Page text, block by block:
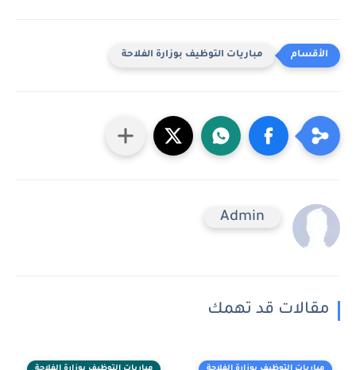
مباريات التوظيف بوزارة الفلاحة
Admin
مقالات قد تهمك